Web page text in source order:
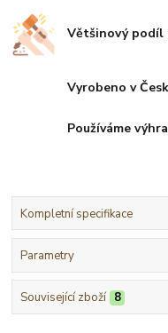
Většinový podíl
Vyrobeno v
Používáme
Kompletní specifikace
Parametry
Související zboží 8